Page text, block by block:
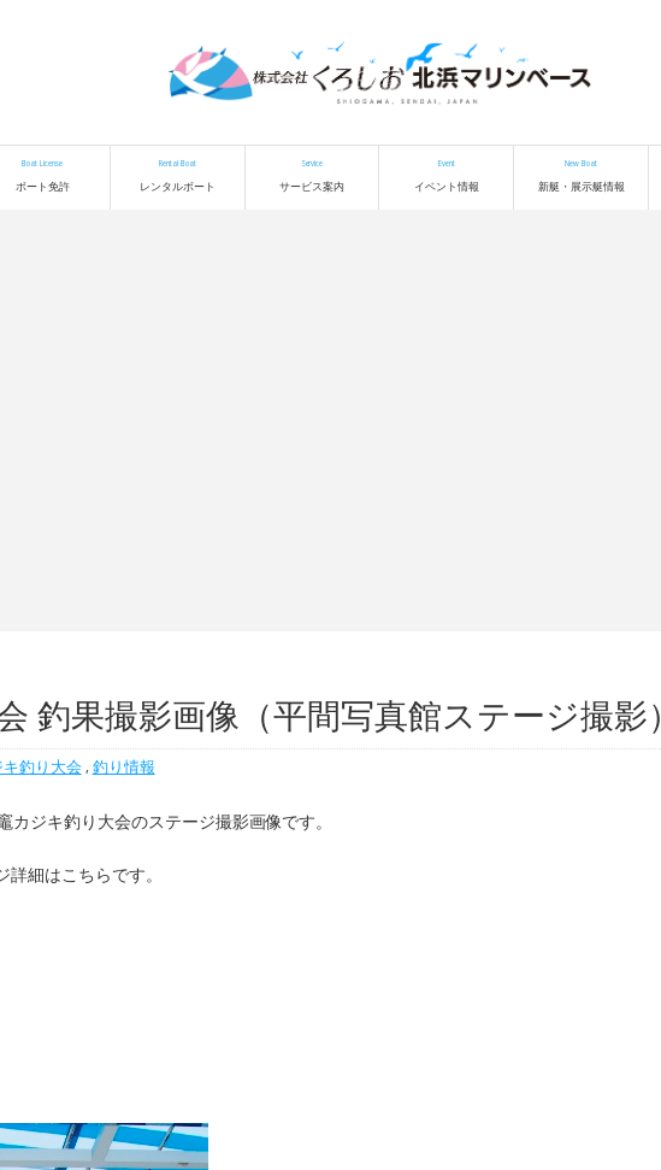
Boat License
ボート免許
Rental Boat
レンタルボート
Service
サービス案内
Event
イベント情報
New Boat
新艇・展示艇情報
釣果撮影画像（平間写真館ステージ撮影）
釣り大会 ,釣り情報
ジキ釣り大会のステージ撮影画像です。
細はこちらです。